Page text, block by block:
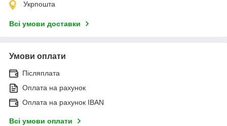
Укрпошта
Всі умови доставки
Умови оплати
Післяплата
Оплата на рахунок
Оплата на рахунок IBAN
Всі умови оплати